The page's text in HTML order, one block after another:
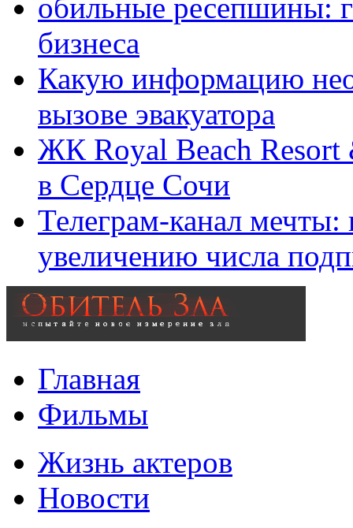
обильные ресепшины:
бизнеса
Какую информацию
вызове эвакуатора
ЖК Royal Beach
в Сердце Сочи
Телеграм-канал мечты:
увеличению числа
Главная
Фильмы
Жизнь актеров
Новости